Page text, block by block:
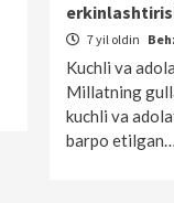
7 yil oldin
Kuchli va
Millatning
kuchli va
barpo etilgan…